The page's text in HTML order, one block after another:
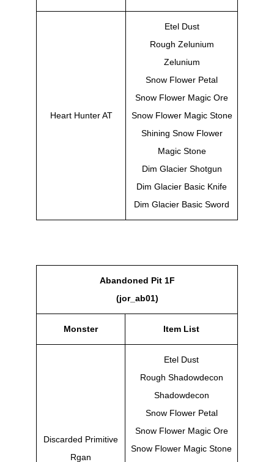
Heart Hunter AT
Etel Dust
Rough Zelunium
Zelunium
Snow Flower Petal
Snow Flower Magic Ore
Snow Flower Magic Stone
Shining Snow Flower
Magic Stone
Dim Glacier Shotgun
Dim Glacier Basic Knife
Dim Glacier Basic Sword
Abandoned Pit 1F
(jor_ab01)
Monster Item List
Discarded Primitive
Rgan
Etel Dust
Rough Shadowdecon
Shadowdecon
Snow Flower Petal
Snow Flower Magic Ore
Snow Flower Magic Stone